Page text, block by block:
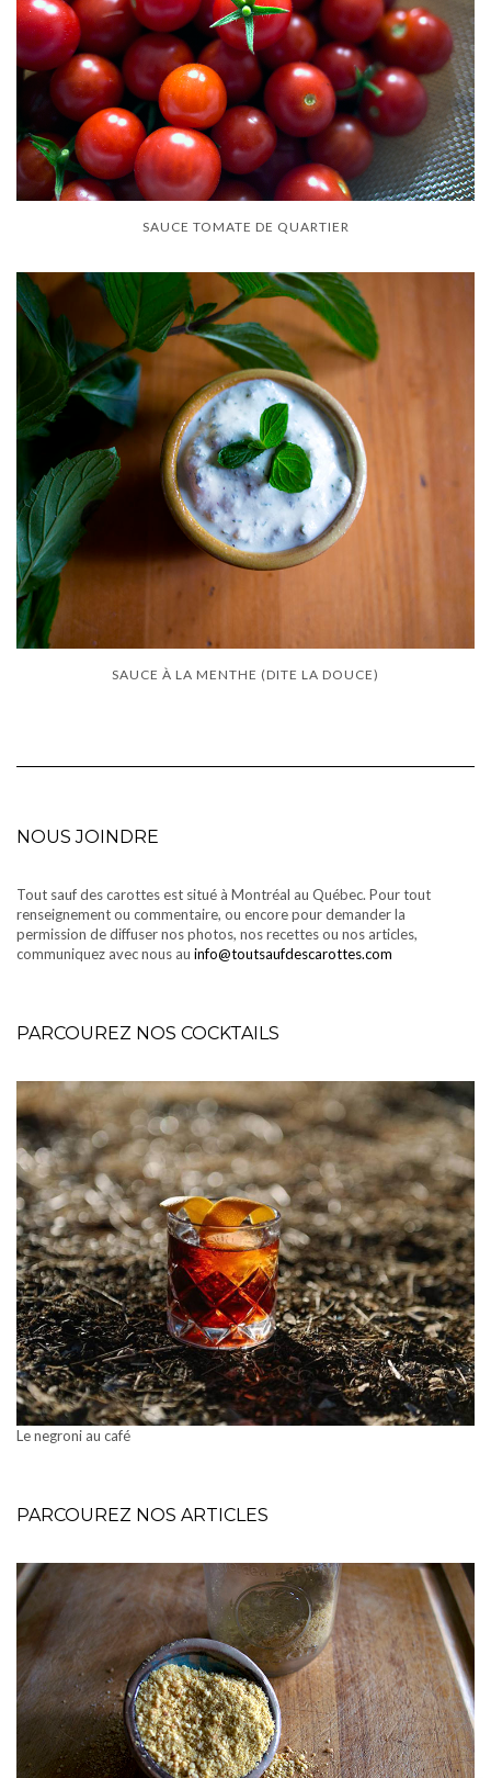
SAUCE TOMATE DE QUARTIER
SAUCE À LA MENTHE (DITE LA DOUCE)
NOUS JOINDRE
Tout sauf des carottes est situé à Montréal au Québec. Pour tout
renseignement ou commentaire, ou encore pour demander la
permission de diffuser nos photos, nos recettes ou nos articles,
communiquez avec nous au info@toutsaufdescarottes.com
PARCOUREZ NOS COCKTAILS
Le negroni au café
PARCOUREZ NOS ARTICLES